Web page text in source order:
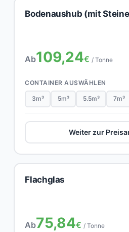
Bodenaushub (mit
Ab109,24€ / Tonne
CONTAINER AUSWÄHLEN
3m³ 5m³ 5.5m³ 7m³
Weiter zur
Flachglas
Ab75,84€ / Tonne